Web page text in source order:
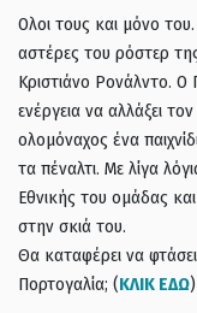
Ολοι τους και μόνο
αστέρες του ρόστερ
Κριστιάνο Ρονάλντο.
ενέργεια να αλλάξει
ολομόναχος ένα
τα πέναλτι. Με λίγα
Εθνικής του ομάδας
στην σκιά του.
Θα καταφέρει να
Πορτογαλία; (ΚΛΙΚ ΕΔΩ)